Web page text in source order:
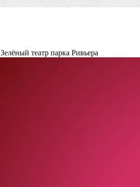
Зелёный театр парка Ривьера